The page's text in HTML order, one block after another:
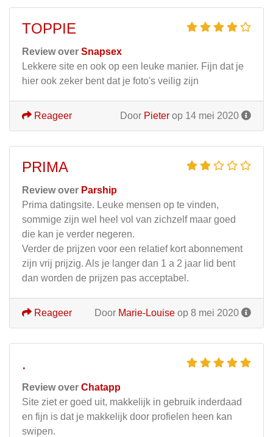
TOPPIE
Review over Snapsex
Lekkere site en ook op een leuke manier. Fijn dat je
hier ook zeker bent dat je foto's veilig zijn
Door Pieter op 14 mei 2020
Reageer
PRIMA
Review over Parship
Prima datingsite. Leuke mensen op te vinden,
sommige zijn wel heel vol van zichzelf maar goed
die kan je verder negeren.
Verder de prijzen voor een relatief kort abonnement
zijn vrij prijzig. Als je langer dan 1 a 2 jaar lid bent
dan worden de prijzen pas acceptabel.
Door Marie-Louise op 8 mei 2020
Reageer
.
Review over Chatapp
Site ziet er goed uit, makkelijk in gebruik inderdaad
en fijn is dat je makkelijk door profielen heen kan
swipen.